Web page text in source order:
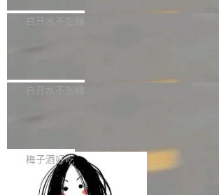
员工参与设立的专项资产管理计划。其中，Dee
获配9...
一个回归问题，该问题导致拉取镜像时会拒绝包
题，该问题可能导致在旧版 Linux 内核...
e 孵化器项目管理委员会（IPMC）投票中获得
P）！这一里程碑不仅标志着 Fluss 迈入新的发
白开水不加糖
长期停止内容更新，未能实现其作为“AI版维基百
提交的编辑请求也长期处于待处理状态。 Groki
pedia 于去年底上线，定位为由人工智能生成内
容的百科平台，被马斯克视为传统众包百科网站
白开水不加糖
是这样的：配 MessageSource 的 Bean、写 R
eloadableResourceBundleMessageSource、
声明 LocaleResolver、注册 LocaleChangeInt
梅子酒好吃
Apache Doris 4.1 全面增强 Iceberg：